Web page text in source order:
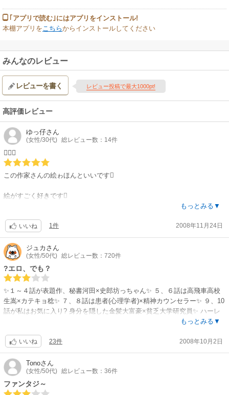
｢アプリで読む｣にはアプリをインストール!
本棚アプリを こちらからインストールしてください
みんなのレビュー
レビューを書く レビュー投稿で最大1000pt!
高評価レビュー
ゆっ仔さん
(女性/30代) 総レビュー数：14件

この作家さんの絵ゎほんといいです
絵がすごく好きです
代表作もよかったんだけど、私的にゎ1000万ドルの恋人が好きです
ちょっと胸キュンな感じがしてよかったです
もっとみる▼
いいね 1件 2008年11月24日
ジュカ さん
(女性/50代) 総レビュー数：720件
?エロ、でも？
✨１～４話が表題作、秘書河田×史郎坊っちゃん✨ ５、６話は高飛車高校
生嵩×カテキョ稔✨ ７、８話は患者(心理学者)×精神カウンセラー✨ ９、10
話が私はお気に入り? 身分を隠した金髪大富豪×貧乏大学研究員✨ ハーレ
クインか水戸黄門かッ？と、ツッコミたくなりますが、まー、そこはソ
ごっこ✨ 13話は再び河田×史郎シメで、秘書室でエロエロＨ? 私、史郎坊
っちゃんバカだと思うの? 会社は切れ者河田が守ってくのかしら？ Ｈ多い
と規制も厳しく、白画面にセリフと擬音だけとか、モバの限界を感じます
が、そのぶん、震える画面でカバーかしら？
もっとみる▼
いいね 23件 2008年10月2日
Tonoさん
(女性/50代) 総レビュー数：36件
ファンタジ～